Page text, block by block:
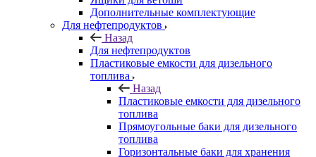
Дополнительные комплектующие
Для нефтепродуктов
Назад
Для нефтепродуктов
Пластиковые емкости для дизельного
топлива
Назад
Пластиковые емкости для дизельного
топлива
Прямоугольные баки для дизельного
топлива
Горизонтальные баки для хранения